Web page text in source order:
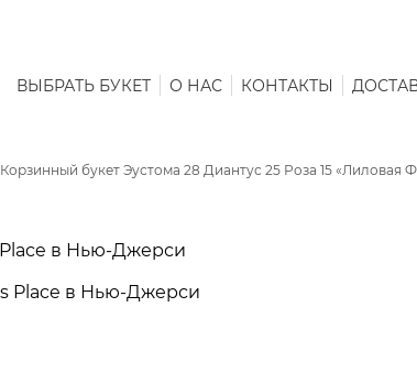
ВЫБРАТЬ БУКЕТ О НАС КОНТАКТЫ
Корзинный букет Эустома 28 Диантус 25 Роза 15 «Лиловая